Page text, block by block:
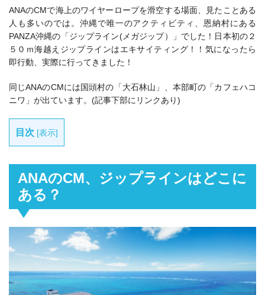
ANAのCMで海上のワイヤーロープを滑空する場面、見たことある
人も多いのでは。沖縄で唯一のアクティビティ、恩納村にある
PANZA沖縄の「ジップライン(メガジップ）」でした！日本初の２
５０ｍ海越えジップラインはエキサイティング！！気になったら
即行動、実際に行ってきました！
同じANAのCMには国頭村の「大石林山」、本部町の「カフェハコ
ニワ」が出ています。(記事下部にリンクあり)
目次 [表示]
ANAのCM、ジップラインはどこに
ある？